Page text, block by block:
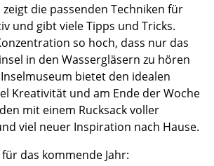
die passenden Techniken für
und gibt viele Tipps und Tricks.
so hoch, dass nur das
in den Wassergläsern zu hören
bietet den idealen
Kreativität und am Ende der Woche
mit einem Rucksack voller
viel neuer Inspiration nach Hause.
das kommende Jahr: